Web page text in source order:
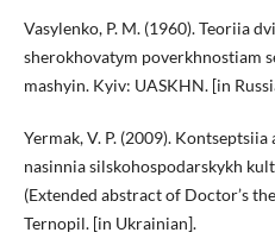
Vasylenko, P. M. (1960). Teoriia
sherokhovatуm poverkhnostiam
mashyin. Kyiv: UASKHN. [in
Yermak, V. P. (2009).
nasinnia silskohospodarskykh
(Extended abstract of Doctor’s
Ternopil. [in Ukrainian].